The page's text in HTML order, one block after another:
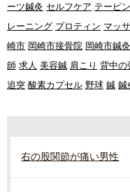
ーツ鍼灸 セルフケア テーピ
レーニング プロティン マッ
崎市 岡崎市接骨院 岡崎市鍼灸
師 求人 美容鍼 肩こり 背中の
追突 酸素カプセル 野球 鍼 鍼
右の股関節が痛い男性